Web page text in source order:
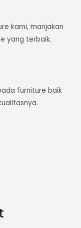
kami, manjakan
yang terbaik.
furniture baik